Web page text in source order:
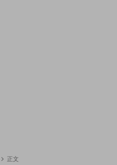
正文